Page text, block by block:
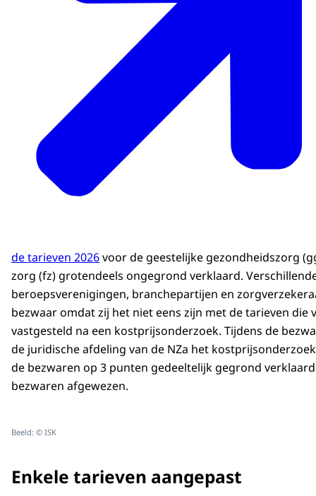
de tarieven 2026voor de geestelijke gezondheidszorg
zorg (fz) grotendeels ongegrond verklaard.
beroepsverenigingen, branchepartijen en
bezwaar omdat zij het niet eens zijn met de tarieven die
vastgesteld na een kostprijsonderzoek. Tijdens de
de juridische afdeling van de NZa het
de bezwaren op 3 punten gedeeltelijk gegrond
bezwaren afgewezen.
Beeld: © ISK
Enkele tarieven aangepast